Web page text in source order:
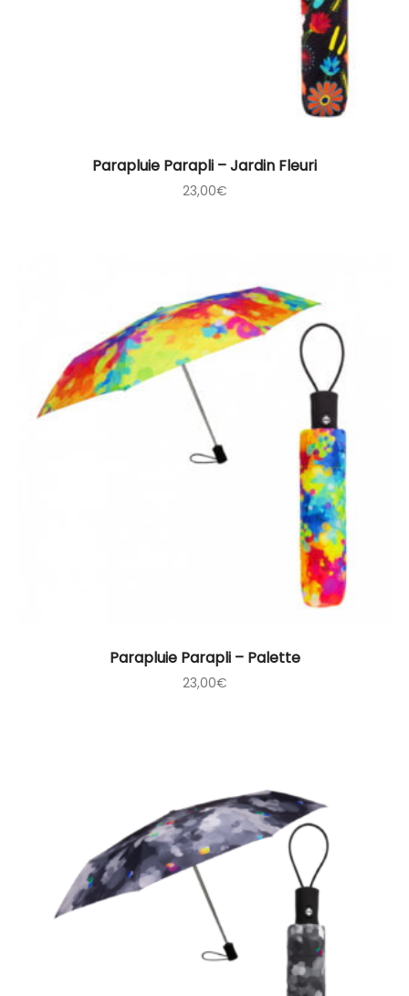
Parapluie Parapli – Jardin Fleuri
23,00€
Parapluie Parapli – Palette
23,00€